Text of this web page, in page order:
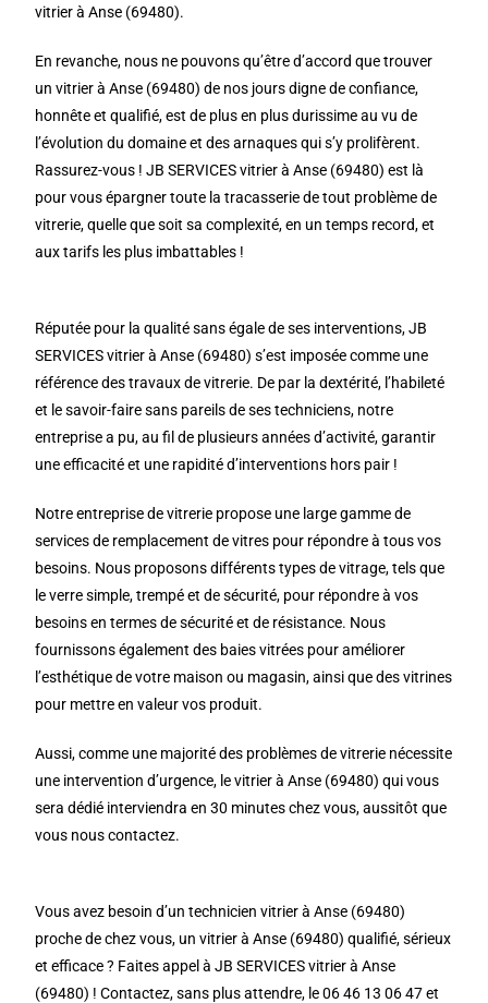
vitrier à Anse (69480).
En revanche, nous ne pouvons qu’être d’accord que trouver
un vitrier à Anse (69480) de nos jours digne de confiance,
honnête et qualifié, est de plus en plus durissime au vu de
l’évolution du domaine et des arnaques qui s’y prolifèrent.
Rassurez-vous ! JB SERVICES vitrier à Anse (69480) est là
pour vous épargner toute la tracasserie de tout problème de
vitrerie, quelle que soit sa complexité, en un temps record, et
aux tarifs les plus imbattables !
Réputée pour la qualité sans égale de ses interventions, JB
SERVICES vitrier à Anse (69480) s’est imposée comme une
référence des travaux de vitrerie. De par la dextérité, l’habileté
et le savoir-faire sans pareils de ses techniciens, notre
entreprise a pu, au fil de plusieurs années d’activité, garantir
une efficacité et une rapidité d’interventions hors pair !
Notre entreprise de vitrerie propose une large gamme de
services de remplacement de vitres pour répondre à tous vos
besoins. Nous proposons différents types de vitrage, tels que
le verre simple, trempé et de sécurité, pour répondre à vos
besoins en termes de sécurité et de résistance. Nous
fournissons également des baies vitrées pour améliorer
l’esthétique de votre maison ou magasin, ainsi que des vitrines
pour mettre en valeur vos produit.
Aussi, comme une majorité des problèmes de vitrerie nécessite
une intervention d’urgence, le vitrier à Anse (69480) qui vous
sera dédié interviendra en 30 minutes chez vous, aussitôt que
vous nous contactez.
Vous avez besoin d’un technicien vitrier à Anse (69480)
proche de chez vous, un vitrier à Anse (69480) qualifié, sérieux
et efficace ? Faites appel à JB SERVICES vitrier à Anse
(69480) ! Contactez, sans plus attendre, le 06 46 13 06 47 et